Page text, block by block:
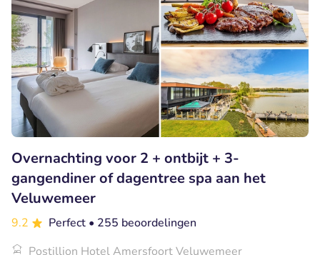
Overnachting voor 2 + ontbijt + 3-
gangendiner of dagentree spa aan het
Veluwemeer
9.2 Perfect • 255 beoordelingen
Postillion Hotel Amersfoort Veluwemeer